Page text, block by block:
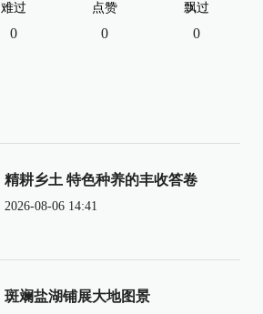
难过
0
点赞
0
飘过
0
精耕乡土 特色种养的丰收答卷
2026-08-06 14:41
斑斓盐湖铺展大地图景